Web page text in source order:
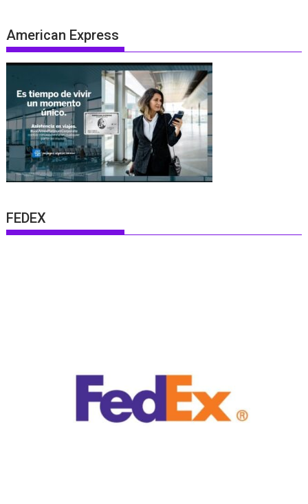
American Express
FEDEX